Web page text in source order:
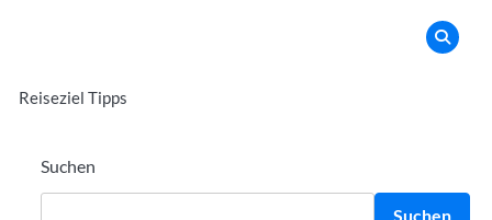
Reiseziel Tipps
Suchen
Suchen